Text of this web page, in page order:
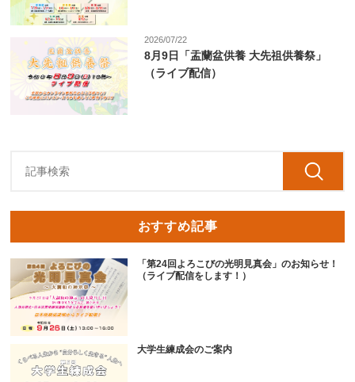
2026/07/22
8月9日「盂蘭盆供養 大先祖供養祭」
（ライブ配信）
おすすめ記事
「第24回よろこびの光明見真会」のお知らせ！
（ライブ配信をします！）
大学生練成会のご案内